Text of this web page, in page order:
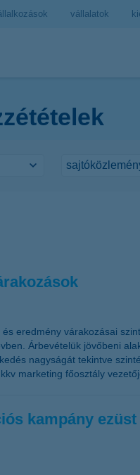
vállalatok
eredmény várakozásai
Árbevételük jövőbeni
nagyságát tekintve
marketing főosztály
kampány